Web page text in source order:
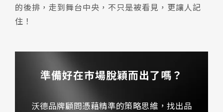
的後排，走到舞台中央，不只是被看見，更讓人記
住！
準備好在市場脫穎而出了嗎？
沃德品牌顧問憑藉精準的策略思維，找出品